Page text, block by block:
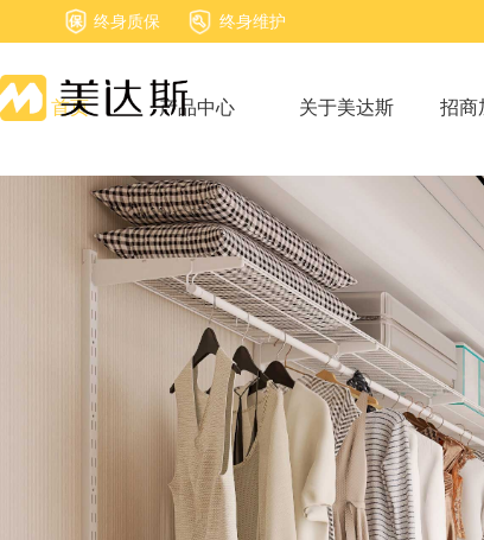
首页 产品中心
产品中心
关于美达斯 招商
招商
终身维护
终身质保